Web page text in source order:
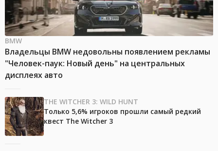
BMW
Владельцы BMW недовольны появлением рекламы
"Человек-паук: Новый день" на центральных
дисплеях авто
THE WITCHER 3: WILD HUNT
Только 5,6% игроков прошли самый редкий
квест The Witcher 3